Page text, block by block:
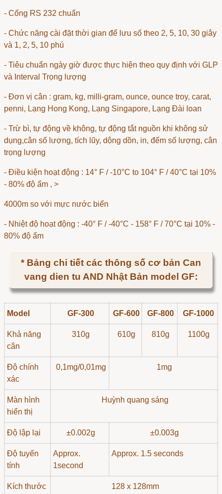
- Cổng RS 232 chuẩn
- Chức năng cài đặt thời gian để lưu số theo 2, 5, 10, 30 giây
và 1, 2, 5, 10 phú
- Tiêu chuẩn ngày giờ được thực hiện theo quy định với GLP
và Interval Trọng lượng
- Đơn vị cân : gram, kg, milli-gram, ounce, ounce troy, carat,
penni, Lạng Hong Kong, Lạng Singapore, Lạng Đài loan
- Trừ bì, tự động về không, tự động tắt nguồn khi không sử
dụng,cân số lượng, tích lũy, dộng dồn, in, đếm số lượng, cân
trọng lượng
- Điều kiện hoạt động : 14° F / -10°C to 104° F / 40°C tại 10%
- 80% độ ẩm , >
4000m so với mực nước biển
- Nhiệt độ hoạt động : -40° F / -40°C - 158° F / 70°C tại 10% -
80% độ ẩm
* Bảng chi tiết các thông số cơ bản Can
vang dien tu AND Nhật Bản model GF:
Model GF-300 GF-600 GF-800 GF-1000
Khả năng
cân
310g 610g 810g 1100g
Độ chính
xác
0,1mg/0,01mg 1mg
Màn hình
hiển thị
Huỳnh quang sáng
Độ lập lại ±0.002g ±0.003g
Độ tuyến
tính
Approx.
1second
Approx. 1.5 seconds
Kích thước
128 x 128mm